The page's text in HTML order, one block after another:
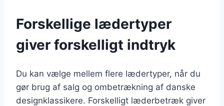
Forskellige lædertyper
giver forskelligt indtryk
Du kan vælge mellem flere lædertyper, når du
gør brug af salg og ombetrækning af danske
designklassikere. Forskelligt læderbetræk giver